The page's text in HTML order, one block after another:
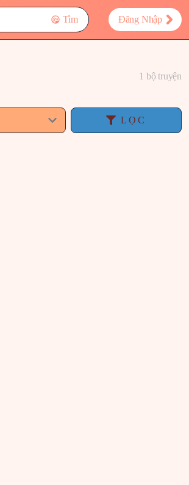
Tìm Đăng Nhập
1 bộ truyện
LỌC